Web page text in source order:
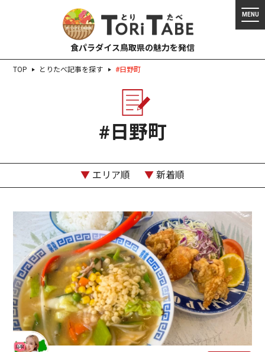
食パラダイス鳥取県の魅力を発信
TOP とりたべ記事を探す #日野町
#日野町
▼ エリア順 ▼ 新着順